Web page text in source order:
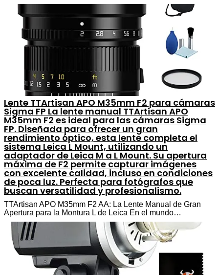
Lente TTArtisan APO M35mm F2 para cámaras
Sigma FP La lente manual TTArtisan APO
M35mm F2 es ideal para las cámaras Sigma
FP. Diseñada para ofrecer un gran
rendimiento óptico, esta lente completa el
sistema Leica L Mount, utilizando un
adaptador de Leica M a L Mount. Su apertura
máxima de F2 permite capturar imágenes
con excelente calidad, incluso en condiciones
de poca luz. Perfecta para fotógrafos que
buscan versatilidad y profesionalismo.
TTArtisan APO M35mm F2 AA: La Lente Manual de Gran
Apertura para la Montura L de Leica En el mundo…